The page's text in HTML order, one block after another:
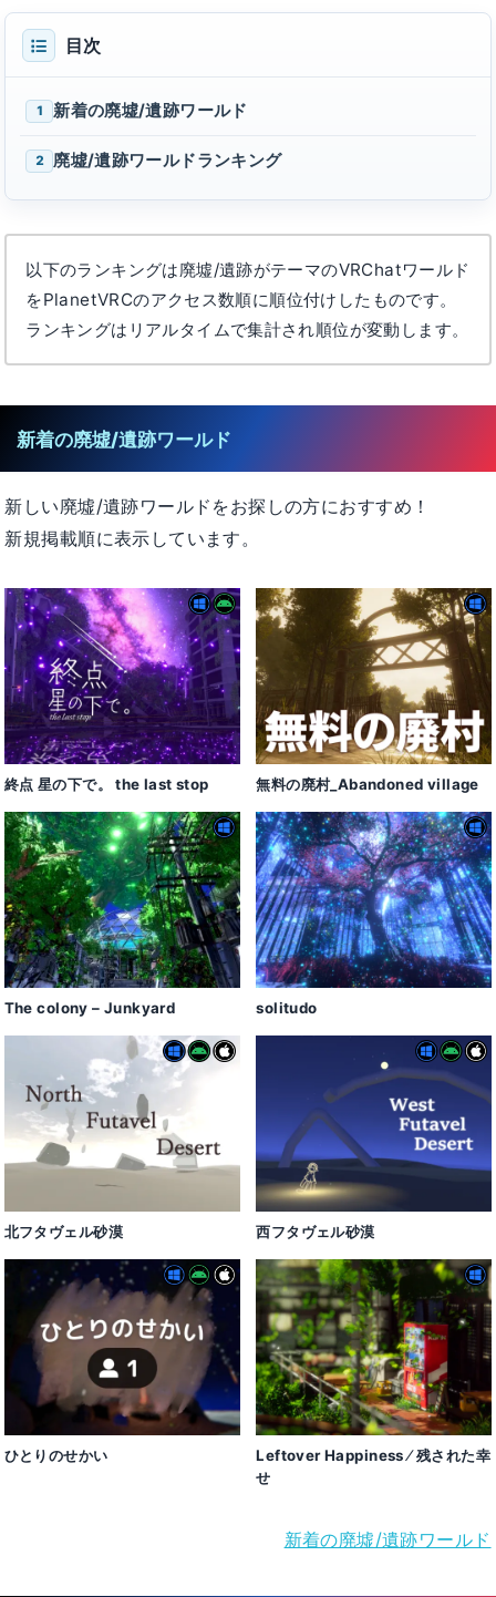
目次
1 新着の廃墟/遺跡ワールド
2 廃墟/遺跡ワールドランキング
以下のランキングは廃墟/遺跡がテーマのVRChatワールド
をPlanetVRCのアクセス数順に順位付けしたものです。
ランキングはリアルタイムで集計され順位が変動します。
新着の廃墟/遺跡ワールド
新しい廃墟/遺跡ワールドをお探しの方におすすめ！
新規掲載順に表示しています。
終点 星の下で。 the last stop 無料の廃村_Abandoned village
The colony – Junkyard solitudo
北フタヴェル砂漠 西フタヴェル砂漠
ひとりのせかい
Leftover Happiness ⁄ 残された幸
せ
新着の廃墟/遺跡ワールド